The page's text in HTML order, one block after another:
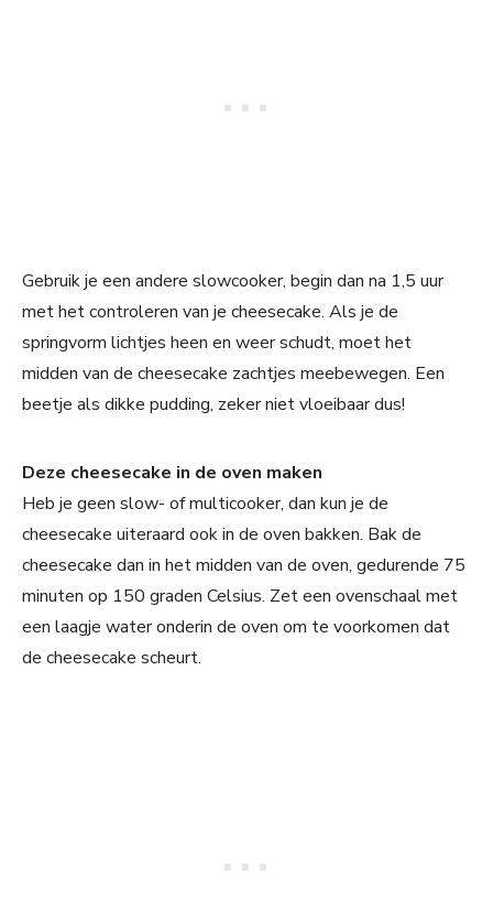
Gebruik je een andere slowcooker, begin dan na 1,5 uur
met het controleren van je cheesecake. Als je de
springvorm lichtjes heen en weer schudt, moet het
midden van de cheesecake zachtjes meebewegen. Een
beetje als dikke pudding, zeker niet vloeibaar dus!
Deze cheesecake in de oven maken
Heb je geen slow- of multicooker, dan kun je de
cheesecake uiteraard ook in de oven bakken. Bak de
cheesecake dan in het midden van de oven, gedurende 75
minuten op 150 graden Celsius. Zet een ovenschaal met
een laagje water onderin de oven om te voorkomen dat
de cheesecake scheurt.